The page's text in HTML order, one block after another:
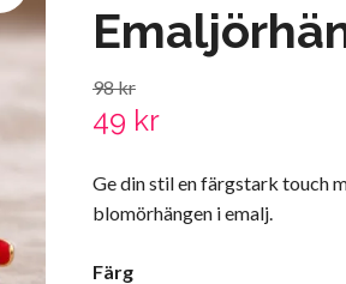
98 kr
49 kr
Ge din stil en färgstark touch
blomörhängen i emalj.
Färg